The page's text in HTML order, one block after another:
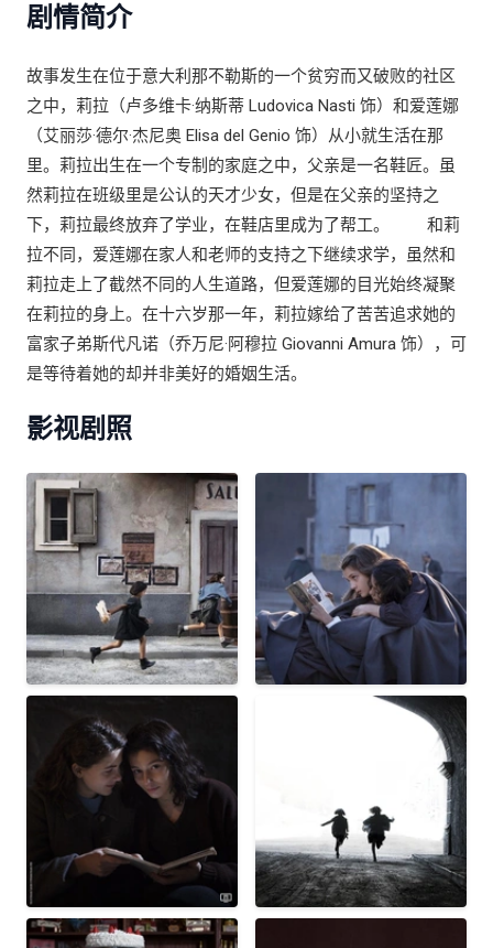
纳雷拉 / 法布里齐亚·萨基 / 阿莱西奥·加洛 / Imma Villa /
Fabrizio Cottone
剧情简介
故事发生在位于意大利那不勒斯的一个贫穷而又破败的社区
之中，莉拉（卢多维卡·纳斯蒂 Ludovica Nasti 饰）和爱莲娜
（艾丽莎·德尔·杰尼奥 Elisa del Genio 饰）从小就生活在那
里。莉拉出生在一个专制的家庭之中，父亲是一名鞋匠。虽
然莉拉在班级里是公认的天才少女，但是在父亲的坚持之
下，莉拉最终放弃了学业，在鞋店里成为了帮工。 和莉
拉不同，爱莲娜在家人和老师的支持之下继续求学，虽然和
莉拉走上了截然不同的人生道路，但爱莲娜的目光始终凝聚
在莉拉的身上。在十六岁那一年，莉拉嫁给了苦苦追求她的
富家子弟斯代凡诺（乔万尼·阿穆拉 Giovanni Amura 饰），可
是等待着她的却并非美好的婚姻生活。
影视剧照